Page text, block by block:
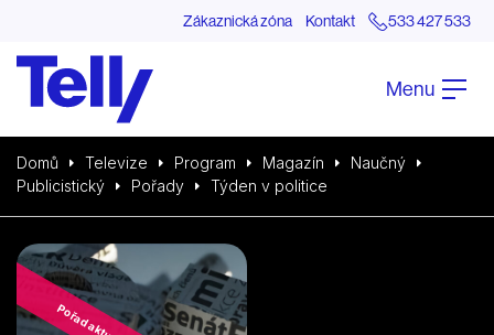
Zákaznická zóna Kontakt 533 427 533
Menu
Domů Televize Program Magazín
Naučný
Publicistický
Pořady Týden v politice